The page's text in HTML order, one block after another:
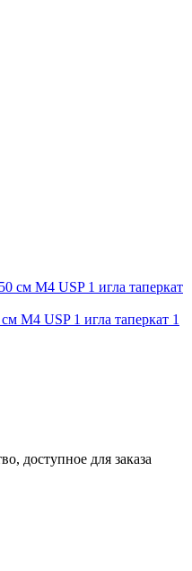
М4 USP 1 игла таперкат 1
доступное для заказа